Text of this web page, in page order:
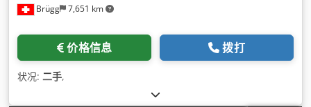
Brügg 7,651 km
价格信息 拨打
状况: 二手,